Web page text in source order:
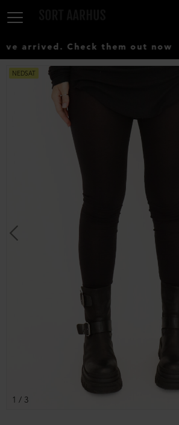
Denmark
arrived. Check them out now
NEDSAT
1 / 3